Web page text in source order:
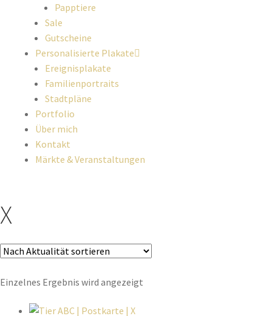
Papptiere
Sale
Gutscheine
Personalisierte Plakate
Ereignisplakate
Familienportraits
Stadtpläne
Portfolio
Über mich
Kontakt
Märkte & Veranstaltungen
X
Einzelnes Ergebnis wird angezeigt